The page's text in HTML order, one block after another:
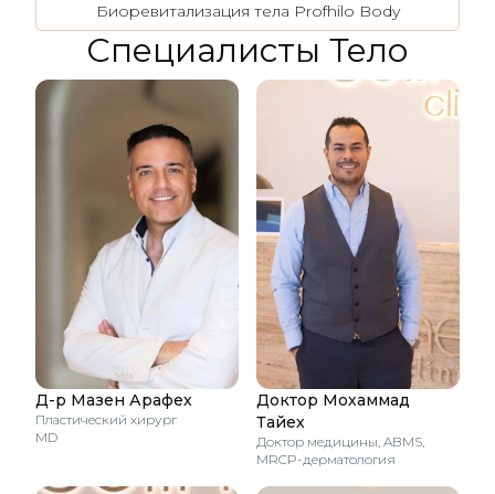
Биоревитализация тела Profhilo Body
Специалисты Тело
Д-р Мазен Арафех
Пластический хирург
MD
Доктор Мохаммад
Тайех
Доктор медицины, ABMS,
MRCP-дерматология